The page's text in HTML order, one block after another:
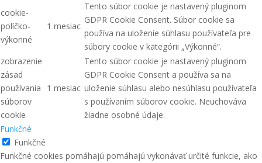
cookie-
políčko-
výkonné
1 mesiac
Tento súbor cookie je nastavený pluginom
GDPR Cookie Consent. Súbor cookie sa
používa na uloženie súhlasu používateľa pre
súbory cookie v kategórii „Výkonné“.
zobrazenie
zásad
používania
súborov
cookie
1 mesiac
Tento súbor cookie je nastavený pluginom
GDPR Cookie Consent a používa sa na
uloženie súhlasu alebo nesúhlasu používateľa
s používaním súborov cookie. Neuchováva
žiadne osobné údaje.
Funkčné
Funkčné
Funkčné cookies pomáhajú pomáhajú vykonávať určité funkcie, ako